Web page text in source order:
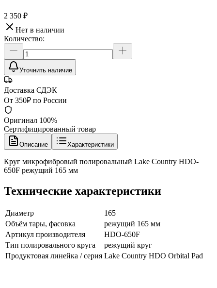
2 350 ₽
Нет в наличии
Количество:
Уточнить наличие
Доставка СДЭК
От 350₽ по России
Оригинал 100%
Сертифицированный товар
Описание Характеристики
Круг микрофибровый полировальный Lake Country HDO-
650F режущий 165 мм
Технические характеристики
Диаметр
165
Объём тары, фасовка
режущий 165 мм
Артикул производителя
HDO-650F
Тип полировального круга
режущий круг
Продуктовая линейка / серия Lake Country HDO Orbital Pad